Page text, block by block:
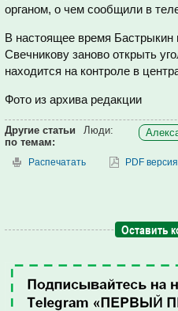
органом, о чем сообщили в
В настоящее время Бастрыкин
Свечникову заново открыть
находится на контроле в
Фото из архива редакции
Другие статьи
по темам:
Люди:
Распечатать PDF версия
Оставить